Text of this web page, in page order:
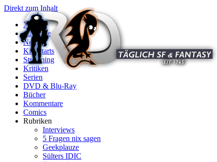
Direkt zum Inhalt
X
Startseite
News
Kinostarts
Streaming
Kritiken
Serien
DVD & Blu-Ray
Bücher
Kommentare
Comics
Rubriken
Interviews
5 Fragen nix sagen
Geekplauze
Sülters IDIC